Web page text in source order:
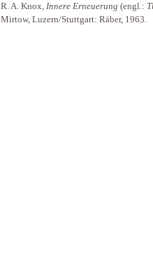
R. A. Knox, Innere Erneuerung (engl.:
Mirtow, Luzern/Stuttgart: Räber, 1963.